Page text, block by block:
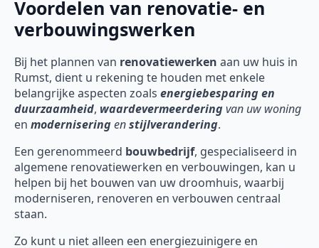
Voordelen van renovatie- en
verbouwingswerken
Bij het plannen van renovatiewerken aan uw huis in
Rumst, dient u rekening te houden met enkele
belangrijke aspecten zoals energiebesparing en
duurzaamheid, waardevermeerderingvan uw woning
en moderniseringenstijlverandering.
Een gerenommeerd bouwbedrijf, gespecialiseerd in
algemene renovatiewerken en verbouwingen, kan u
helpen bij het bouwen van uw droomhuis, waarbij
moderniseren, renoveren en verbouwen centraal
staan.
Zo kunt u niet alleen een energiezuinigere en